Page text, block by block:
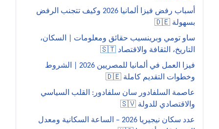
أسباب رفض فيزا ألمانيا 2026 وكيف تتجنب الرفض
بسهولة 🇩🇪
ساو تومي وبرينسيب حقائق ومعلومات | السكان،
التاريخ، الثقافة والاقتصاد 🇸🇹
فيزا العمل في ألمانيا للمصريين 2026 | الشروط
وخطوات التقديم كاملة 🇩🇪
عاصمة السلفادور سان سلفادور: القلب السياسي
والاقتصادي للدولة 🇸🇻
عدد سكان نيجيريا 2026 – الساعة السكانية ومعدل